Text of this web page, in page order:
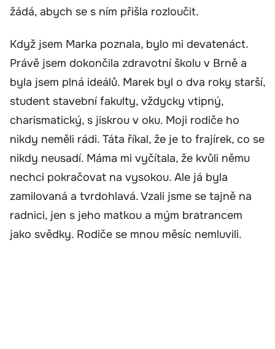
žádá, abych se s ním přišla rozloučit.
Když jsem Marka poznala, bylo mi devatenáct.
Právě jsem dokončila zdravotní školu v Brně a
byla jsem plná ideálů. Marek byl o dva roky starší,
student stavební fakulty, vždycky vtipný,
charismatický, s jiskrou v oku. Moji rodiče ho
nikdy neměli rádi. Táta říkal, že je to frajírek, co se
nikdy neusadí. Máma mi vyčítala, že kvůli němu
nechci pokračovat na vysokou. Ale já byla
zamilovaná a tvrdohlavá. Vzali jsme se tajně na
radnici, jen s jeho matkou a mým bratrancem
jako svědky. Rodiče se mnou měsíc nemluvili.